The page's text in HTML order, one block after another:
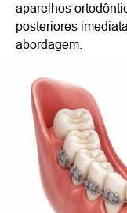
aparelhos
posteriores
abordagem.